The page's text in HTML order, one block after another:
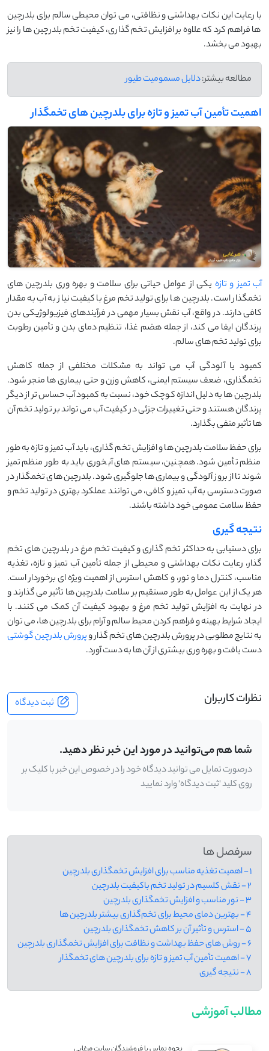
با رعایت این نکات بهداشتی و نظافتی، می ‌توان محیطی سالم برای بلدرچین
‌ها فراهم کرد که علاوه بر افزایش تخم‌ گذاری، کیفیت تخم‌ بلدرچین ‌ها را نیز
بهبود می ‌بخشد.
مطالعه بیشتر:دلایل مسمومیت طیور
اهمیت تأمین آب تمیز و تازه برای بلدرچین ‌های تخمگذار
آب تمیز و تازه یکی از عوامل حیاتی برای سلامت و بهره‌ وری بلدرچین ‌های
تخمگذار است. بلدرچین‌ ها برای تولید تخم‌ مرغ با کیفیت نیاز به آب به مقدار
کافی دارند. در واقع، آب نقش بسیار مهمی در فرآیندهای فیزیولوژیکی بدن
پرندگان ایفا می ‌کند، از جمله هضم غذا، تنظیم دمای بدن و تأمین رطوبت
برای تولید تخم‌ های سالم.
کمبود یا آلودگی آب می ‌تواند به مشکلات مختلفی از جمله کاهش
تخمگذاری، ضعف سیستم ایمنی، کاهش وزن و حتی بیماری ‌ها منجر شود.
بلدرچین ‌ها به دلیل اندازه کوچک خود، نسبت به کمبود آب حساس ‌تر از دیگر
پرندگان هستند و حتی تغییرات جزئی در کیفیت آب می ‌تواند بر تولید تخم آن
‌ها تأثیر منفی بگذارد.
برای حفظ سلامت بلدرچین ‌ها و افزایش تخم ‌گذاری، باید آب تمیز و تازه به ‌طور
منظم تأمین شود. همچنین، سیستم‌ های آبخوری باید به ‌طور منظم تمیز
شوند تا از بروز آلودگی و بیماری‌ ها جلوگیری شود. بلدرچین ‌های تخمگذار در
صورت دسترسی به آب تمیز و کافی، می ‌توانند عملکرد بهتری در تولید تخم‌ و
حفظ سلامت عمومی خود داشته باشند.
نتیجه گیری
برای دستیابی به حداکثر تخم ‌گذاری و کیفیت تخم‌ مرغ در بلدرچین ‌های تخم
‌گذار، رعایت نکات بهداشتی و محیطی از جمله تأمین آب تمیز و تازه، تغذیه
مناسب، کنترل دما و نور، و کاهش استرس از اهمیت ویژه ‌ای برخوردار است.
هر یک از این عوامل به‌ طور مستقیم بر سلامت بلدرچین ‌ها تأثیر می ‌گذارند و
در نهایت به افزایش تولید تخم ‌مرغ و بهبود کیفیت آن کمک می ‌کنند. با
ایجاد شرایط بهینه و فراهم کردن محیط سالم و آرام برای بلدرچین ‌ها، می ‌توان
به نتایج مطلوبی در پرورش بلدرچین‌ های تخم ‌گذار وپرورش بلدرچین گوشتی
دست یافت و بهره ‌وری بیشتری از آن ‌ها به ‌دست آورد.
نظرات کاربران ثبت دیدگاه
شما هم می‌توانید در مورد این خبر نظر دهید.
درصورت تمایل می توانید دیدگاه خود را در خصوص این خبر با کلیک بر
روی کلید 'ثبت دیدگاه' وارد نمایید
سرفصل ها
1 - اهمیت تغذیه مناسب برای افزایش تخمگذاری بلدرچین
2 - نقش کلسیم در تولید تخم باکیفیت بلدرچین
3 - نور مناسب و افزایش تخمگذاری بلدرچین
4 - بهترین دمای محیط برای تخم‌گذاری بیشتر بلدرچین ‌ها
5 - استرس و تأثیر آن بر کاهش تخمگذاری بلدرچین
6 - روش های حفظ بهداشت و نظافت برای افزایش تخمگذاری بلدرچین
7 - اهمیت تأمین آب تمیز و تازه برای بلدرچین ‌های تخمگذار
8 - نتیجه گیری
مطالب آموزشی